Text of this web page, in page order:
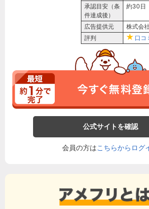
承認目安（条
件達成後）
約30日
広告提供元
株式会
評判
口コ
公式サイトを確認
会員の方はこちらからログ